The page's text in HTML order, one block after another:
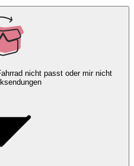
nicht passt oder mir nicht